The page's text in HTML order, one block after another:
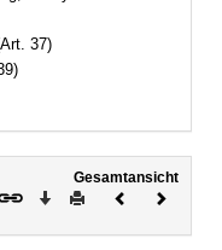
37)
Gesamtansicht
Download
DruckenVorheriges